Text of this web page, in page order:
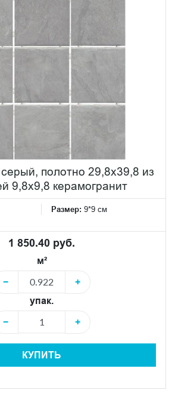
полотно 29,8х39,8 из
9,8х9,8 керамогранит
Размер: 9*9 см
1 850.40 руб.
м²
−
+
упак.
−
+
КУПИТЬ